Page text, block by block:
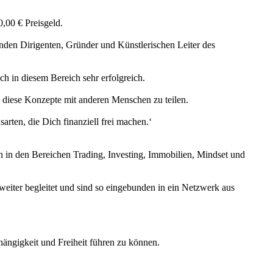
€ Preisgeld.
Dirigenten, Gründer und Künstlerischen Leiter des
in diesem Bereich sehr erfolgreich.
Konzepte mit anderen Menschen zu teilen.
die Dich finanziell frei machen.‘
den Bereichen Trading, Investing, Immobilien, Mindset und
begleitet und sind so eingebunden in ein Netzwerk aus
und Freiheit führen zu können.